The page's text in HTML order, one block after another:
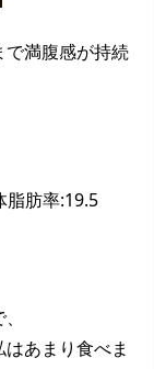
満腹感が持続
肪率:19.5
あまり食べま